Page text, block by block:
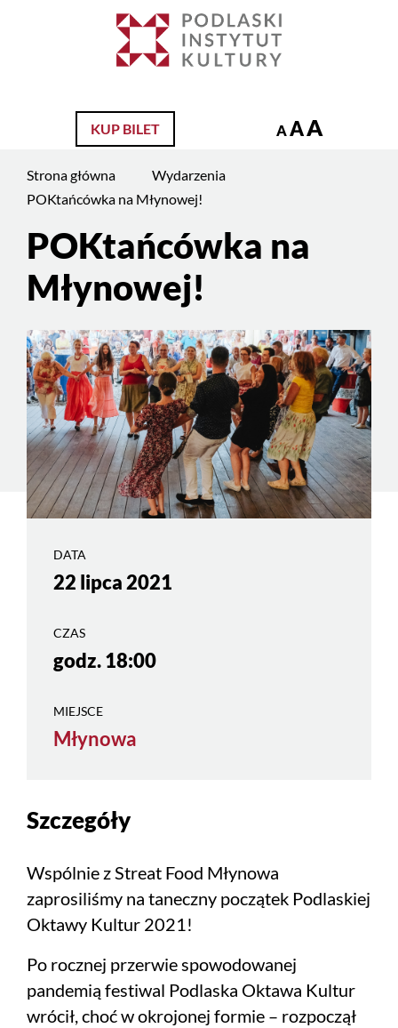
KUP BILET AAA
Strona główna
Wydarzenia
POKtańcówka na Młynowej!
POKtańcówka na
Młynowej!
DATA
22 lipca 2021
CZAS
godz. 18:00
MIEJSCE
Młynowa
Szczegóły
Wspólnie z Streat Food Młynowa
zaprosiliśmy na taneczny początek Podlaskiej
Oktawy Kultur 2021!
Po rocznej przerwie spowodowanej
pandemią festiwal Podlaska Oktawa Kultur
wrócił, choć w okrojonej formie – rozpoczął